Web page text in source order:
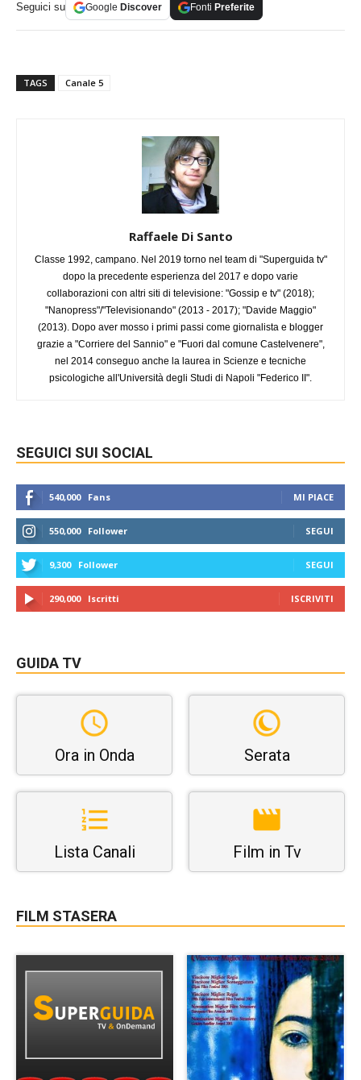
Seguici su Google Discover Fonti Preferite
TAGS Canale 5
Raffaele Di Santo
Classe 1992, campano. Nel 2019 torno nel team di "Superguida tv"
dopo la precedente esperienza del 2017 e dopo varie
collaborazioni con altri siti di televisione: "Gossip e tv" (2018);
"Nanopress"/"Televisionando" (2013 - 2017); "Davide Maggio"
(2013). Dopo aver mosso i primi passi come giornalista e blogger
grazie a "Corriere del Sannio" e "Fuori dal comune Castelvenere",
nel 2014 conseguo anche la laurea in Scienze e tecniche
psicologiche all'Università degli Studi di Napoli "Federico II".
SEGUICI SUI SOCIAL
540,000 Fans MI PIACE
550,000 Follower SEGUI
9,300 Follower SEGUI
290,000 Iscritti ISCRIVITI
GUIDA TV
Ora in Onda Serata
Lista Canali Film in Tv
FILM STASERA